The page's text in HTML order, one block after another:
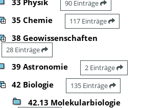
90 Einträge
35 Chemie 117 Einträge
38 Geowissenschaften
28 Einträge
39 Astronomie 2 Einträge
42 Biologie 135 Einträge
42.13 Molekularbiologie